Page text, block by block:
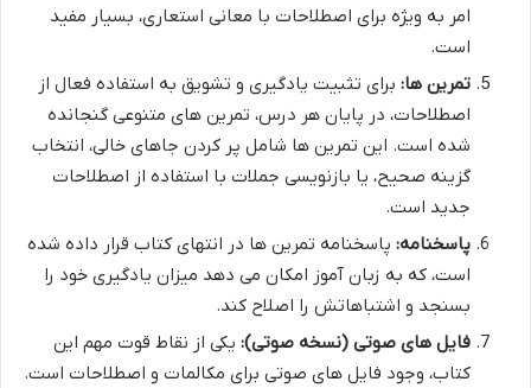
امر به ویژه برای اصطلاحات با معانی استعاری، بسیار مفید
است.
تمرین ها: برای تثبیت یادگیری و تشویق به استفاده فعال از
اصطلاحات، در پایان هر درس، تمرین های متنوعی گنجانده
شده است. این تمرین ها شامل پر کردن جاهای خالی، انتخاب
گزینه صحیح، یا بازنویسی جملات با استفاده از اصطلاحات
جدید است.
پاسخنامه: پاسخنامه تمرین ها در انتهای کتاب قرار داده شده
است، که به زبان آموز امکان می دهد میزان یادگیری خود را
بسنجد و اشتباهاتش را اصلاح کند.
فایل های صوتی (نسخه صوتی): یکی از نقاط قوت مهم این
کتاب، وجود فایل های صوتی برای مکالمات و اصطلاحات است.